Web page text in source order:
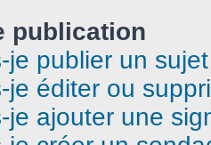
publication
je publier un
je éditer ou
je ajouter une